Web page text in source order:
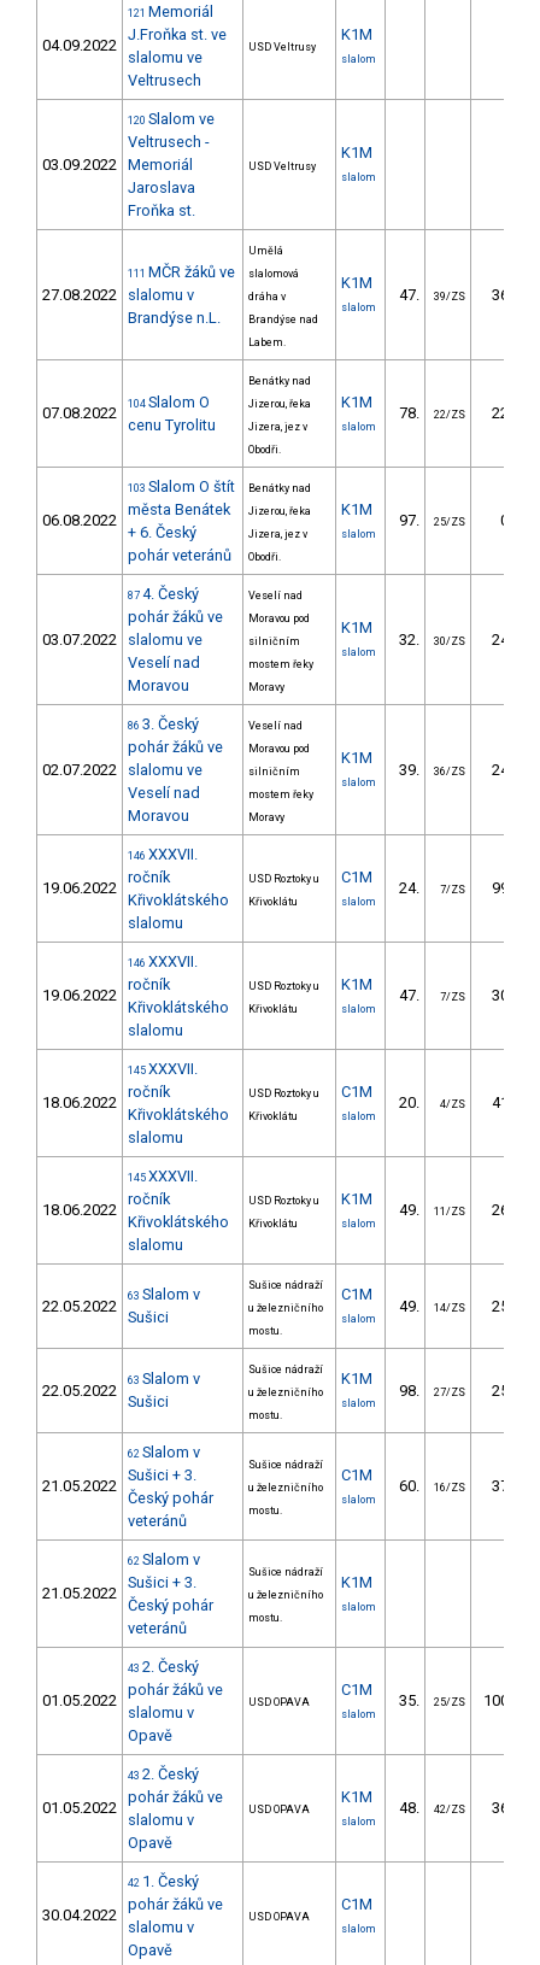
04.09.2022
121 Memoriál
J.Froňka st. ve
slalomu ve
Veltrusech
USD Veltrusy
K1M
slalom
03.09.2022
120 Slalom ve
Veltrusech -
Memoriál
Jaroslava
Froňka st.
USD Veltrusy
K1M
slalom
27.08.2022
111 MČR žáků ve
slalomu v
Brandýse n.L.
Umělá
slalomová
dráha v
Brandýse nad
Labem.
K1M
slalom
47. 39/ZS 36.92
07.08.2022 104 Slalom O
cenu Tyrolitu
Benátky nad
Jizerou, řeka
Jizera, jez v
Obodři.
K1M
slalom
78. 22/ZS 22.68
06.08.2022
103 Slalom O štít
města Benátek
+ 6. Český
pohár veteránů
Benátky nad
Jizerou, řeka
Jizera, jez v
Obodři.
K1M
slalom
97. 25/ZS 0.96
03.07.2022
87 4. Český
pohár žáků ve
slalomu ve
Veselí nad
Moravou
Veselí nad
Moravou pod
silničním
mostem řeky
Moravy
K1M
slalom
32. 30/ZS 24.51
02.07.2022
86 3. Český
pohár žáků ve
slalomu ve
Veselí nad
Moravou
Veselí nad
Moravou pod
silničním
mostem řeky
Moravy
K1M
slalom
39. 36/ZS 24.27
19.06.2022
146 XXXVII.
ročník
Křivoklátského
slalomu
USD Roztoky u
Křivoklátu
C1M
slalom
24. 7/ZS 99.97
19.06.2022
146 XXXVII.
ročník
Křivoklátského
slalomu
USD Roztoky u
Křivoklátu
K1M
slalom
47. 7/ZS 30.88
18.06.2022
145 XXXVII.
ročník
Křivoklátského
slalomu
USD Roztoky u
Křivoklátu
C1M
slalom
20. 4/ZS 41.21
18.06.2022
145 XXXVII.
ročník
Křivoklátského
slalomu
USD Roztoky u
Křivoklátu
K1M
slalom
49. 11/ZS 26.80
22.05.2022
63 Slalom v
Sušici
Sušice nádraží
u železničního
mostu.
C1M
slalom
49. 14/ZS 25.92
22.05.2022
63 Slalom v
Sušici
Sušice nádraží
u železničního
mostu.
K1M
slalom
98. 27/ZS 25.37
21.05.2022
62 Slalom v
Sušici + 3.
Český pohár
veteránů
Sušice nádraží
u železničního
mostu.
C1M
slalom
60. 16/ZS 37.38
21.05.2022
62 Slalom v
Sušici + 3.
Český pohár
veteránů
Sušice nádraží
u železničního
mostu.
K1M
slalom
01.05.2022
43 2. Český
pohár žáků ve
slalomu v
Opavě
USD OPAVA
C1M
slalom
35. 25/ZS 100.17
01.05.2022
43 2. Český
pohár žáků ve
slalomu v
Opavě
USD OPAVA
K1M
slalom
48. 42/ZS 36.04
30.04.2022
42 1. Český
pohár žáků ve
slalomu v
Opavě
USD OPAVA
C1M
slalom